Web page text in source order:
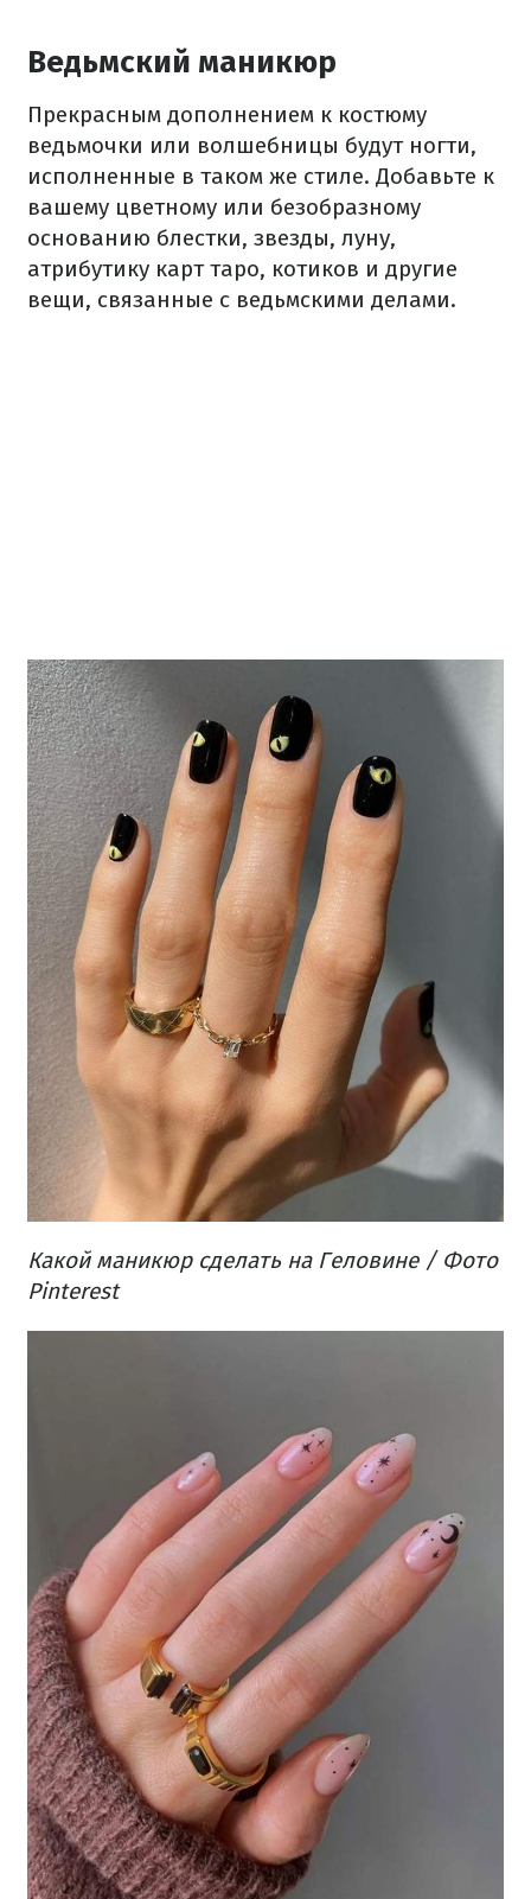
Ведьмский маникюр
Прекрасным дополнением к костюму
ведьмочки или волшебницы будут ногти,
исполненные в таком же стиле. Добавьте к
вашему цветному или безобразному
основанию блестки, звезды, луну,
атрибутику карт таро, котиков и другие
вещи, связанные с ведьмскими делами.
Какой маникюр сделать на Геловине / Фото
Pinterest